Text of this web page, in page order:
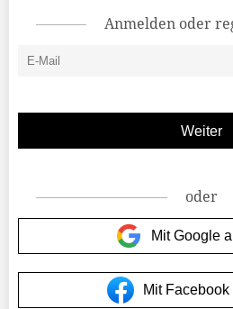
Anmelden oder
oder
Mit Google
Mit